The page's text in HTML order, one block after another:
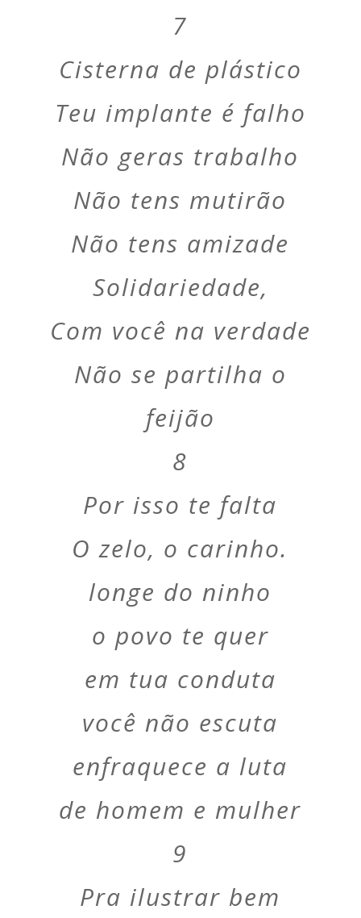
7
Cisterna de plástico
Teu implante é falho
Não geras trabalho
Não tens mutirão
Não tens amizade
Solidariedade,
Com você na verdade
Não se partilha o
feijão
8
Por isso te falta
O zelo, o carinho.
longe do ninho
o povo te quer
em tua conduta
você não escuta
enfraquece a luta
de homem e mulher
9
Pra ilustrar bem